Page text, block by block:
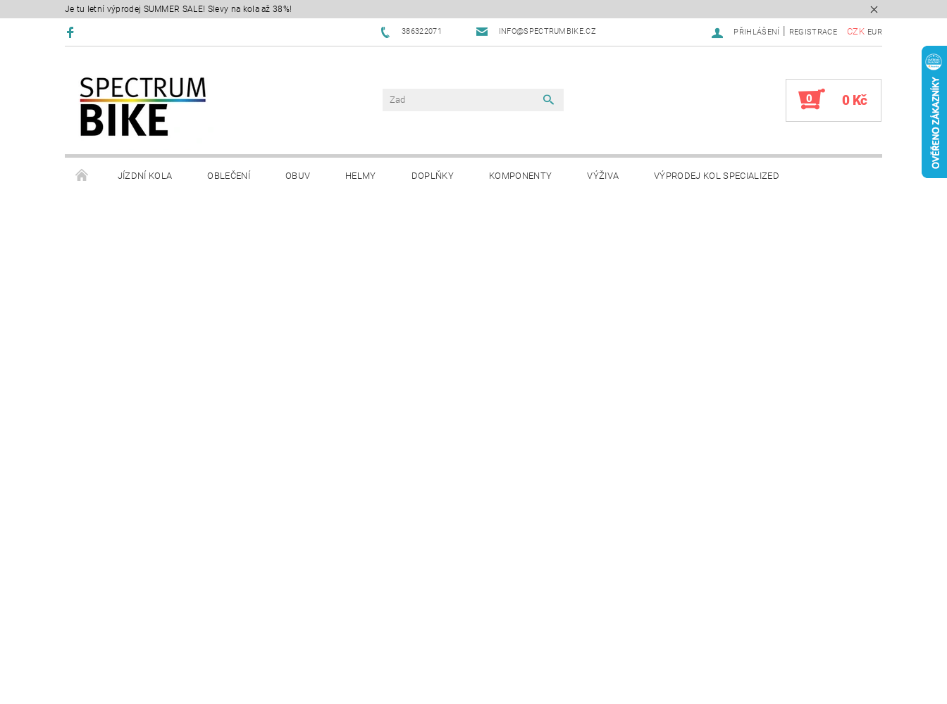
Je tu letní výprodej SUMMER SALE! Slevy na kola až 38%!
386322071 INFO@SPECTRUMBIKE.CZ CZK EUR
PŘIHLÁŠENÍ REGISTRACE
0 0 Kč
JÍZDNÍ KOLA OBLEČENÍ OBUV HELMY DOPLŇKY KOMPONENTY VÝŽIVA VÝPRODEJ KOL SPECIALIZED